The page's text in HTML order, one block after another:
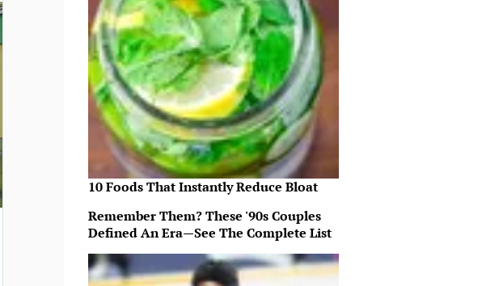
10 Foods That Instantly Reduce Bloat
Remember Them? These '90s Couples
Defined An Era—See The Complete List